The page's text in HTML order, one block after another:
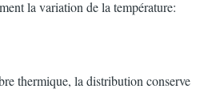
la variation de la température:
thermique, la distribution conserve